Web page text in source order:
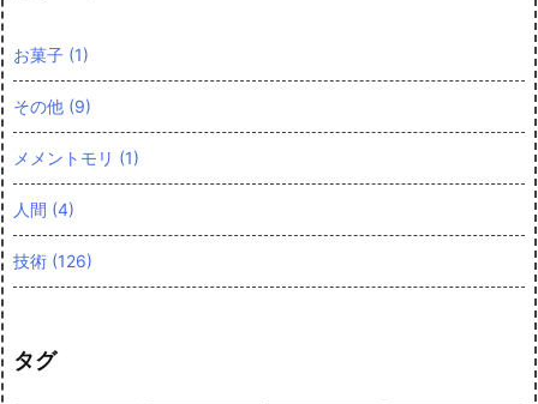
お菓子 (1)
その他 (9)
メメントモリ (1)
人間 (4)
技術 (126)
タグ